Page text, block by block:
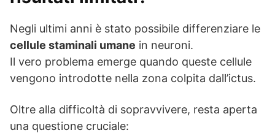
Negli ultimi anni è stato possibile differenziare le
cellule staminali umane in neuroni.
Il vero problema emerge quando queste cellule
vengono introdotte nella zona colpita dall’ictus.
Oltre alla difficoltà di sopravvivere, resta aperta
una questione cruciale: